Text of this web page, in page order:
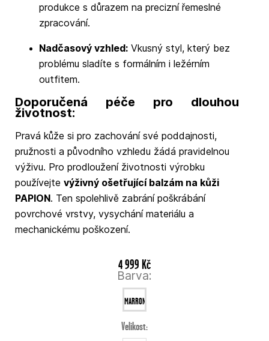
produkce s důrazem na precizní řemeslné
zpracování.
Nadčasový vzhled:Vkusný styl, který bez
problému sladíte s formálním i ležérním
outfitem.
Doporučená péče pro dlouhou
životnost:
Pravá kůže si pro zachování své poddajnosti,
pružnosti a původního vzhledu žádá pravidelnou
výživu. Pro prodloužení životnosti výrobku
používejte výživný ošetřující balzám na kůži
PAPION. Ten spolehlivě zabrání poškrábání
povrchové vrstvy, vysychání materiálu a
mechanickému poškození.
4 999 Kč
Barva:
MARRONE
02
Velikost: